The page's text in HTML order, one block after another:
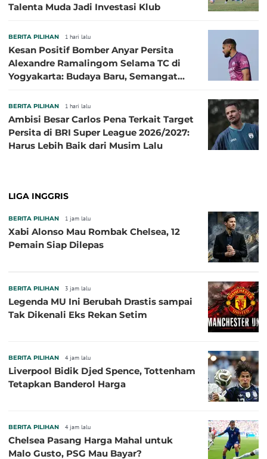
Talenta Muda Jadi Investasi Klub
BERITA PILIHAN 1 hari lalu
Kesan Positif Bomber Anyar Persita
Alexandre Ramalingom Selama TC di
Yogyakarta: Budaya Baru, Semangat
BERITA PILIHAN 1 hari lalu
Ambisi Besar Carlos Pena Terkait Target
Persita di BRI Super League 2026/2027:
Harus Lebih Baik dari Musim Lalu
LIGA INGGRIS
BERITA PILIHAN 1 jam lalu
Xabi Alonso Mau Rombak Chelsea, 12
Pemain Siap Dilepas
BERITA PILIHAN 3 jam lalu
Legenda MU Ini Berubah Drastis sampai
Tak Dikenali Eks Rekan Setim
BERITA PILIHAN 4 jam lalu
Liverpool Bidik Djed Spence, Tottenham
Tetapkan Banderol Harga
BERITA PILIHAN 4 jam lalu
Chelsea Pasang Harga Mahal untuk
Malo Gusto, PSG Mau Bayar?